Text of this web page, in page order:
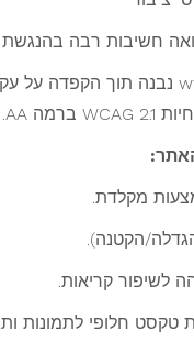
חשיבות רבה בהנגשת
מקלדת.
הקטנה).
לשיפור קריאות.
חלופי לתמונות